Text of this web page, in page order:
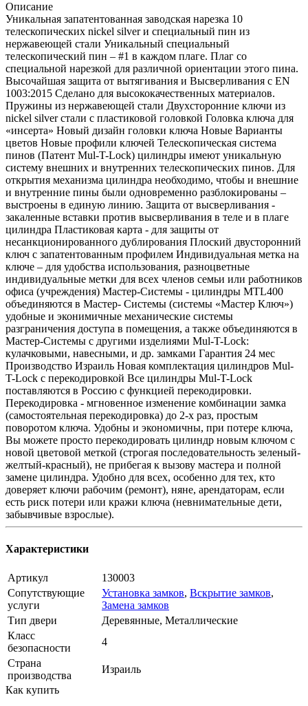
Описание
Уникальная запатентованная заводская нарезка 10
телескопических nickel silver и специальный пин из
нержавеющей стали Уникальный специальный
телескопический пин – #1 в каждом плаге. Плаг со
специальной нарезкой для различной ориентации этого пина.
Высочайшая защита от вытягивания и Высверливания с EN
1003:2015 Сделано для высококачественных материалов.
Пружины из нержавеющей стали Двухсторонние ключи из
nickel silver стали с пластиковой головкой Головка ключа для
«инсерта» Новый дизайн головки ключа Новые Варианты
цветов Новые профили ключей Телескопическая система
пинов (Патент Mul-T-Lock) цилиндры имеют уникальную
систему внешних и внутренних телескопических пинов. Для
открытия механизма цилиндра необходимо, чтобы и внешние
и внутренние пины были одновременно разблокированы –
выстроены в единую линию. Защита от высверливания -
закаленные вставки против высверливания в теле и в плаге
цилиндра Пластиковая карта - для защиты от
несанкционированного дублирования Плоский двусторонний
ключ с запатентованным профилем Индивидуальная метка на
ключе – для удобства использования, разноцветные
индивидуальные метки для всех членов семьи или работников
офиса (учреждения) Мастер-Системы - цилиндры MTL400
объединяются в Мастер- Системы (системы «Мастер Ключ»)
удобные и эконимичные механические системы
разграничения доступа в помещения, а также объединяются в
Мастер-Системы с другими изделиями Mul-T-Lock:
кулачковыми, навесными, и др. замками Гарантия 24 мес
Производство Израиль Новая комплектация цилиндров Mul-
T-Lock c перекодировкой Все цилиндры Mul-T-Lock
поставляются в Россию с функцией перекодировки.
Перекодировка - мгновенное изменение комбинации замка
(самостоятельная перекодировка) до 2-х раз, простым
поворотом ключа. Удобны и экономичны, при потере ключа,
Вы можете просто перекодировать цилиндр новым ключом с
новой цветовой меткой (строгая последовательность зеленый-
желтый-красный), не прибегая к вызову мастера и полной
замене цилиндра. Удобно для всех, особенно для тех, кто
доверяет ключи рабочим (ремонт), няне, арендаторам, если
есть риск потери или кражи ключа (невнимательные дети,
забывчивые взрослые).
Характеристики
Артикул
130003
Сопутствующие
услуги
Установка замков, Вскрытие замков,
Замена замков
Тип двери
Деревянные, Металлические
Класс
безопасности
4
Страна
производства
Израиль
Как купить